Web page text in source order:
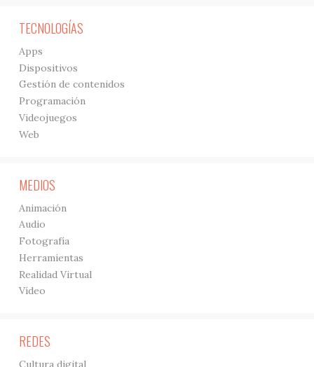
TECNOLOGÍAS
Apps
Dispositivos
Gestión de contenidos
Programación
Videojuegos
Web
MEDIOS
Animación
Audio
Fotografía
Herramientas
Realidad Virtual
Vídeo
REDES
Cultura digital